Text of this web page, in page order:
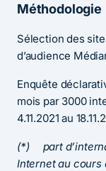
Méthodologie
Sélection des
d’audience
Enquête
mois par 3000
4.11.2021 au
(*) part
Internet au cours